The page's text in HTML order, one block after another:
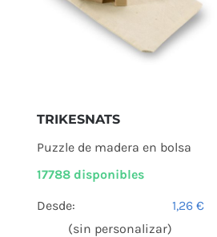
TRIKESNATS
Puzzle de madera en bolsa
17788 disponibles
Desde: 1,26 €
(sin personalizar)